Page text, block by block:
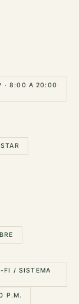
· 8:00 A 20:00
FI / SISTEMA
P.M.